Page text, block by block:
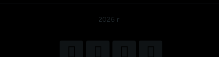
2026 г.